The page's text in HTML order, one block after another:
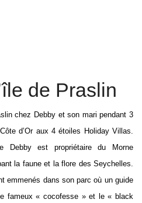
de Praslin
chez Debby et son mari pendant 3
d’Or aux 4 étoiles Holiday Villas.
est propriétaire du Morne
la faune et la flore des Seychelles.
emmenés dans son parc où un guide
fameux « cocofesse » et le « black